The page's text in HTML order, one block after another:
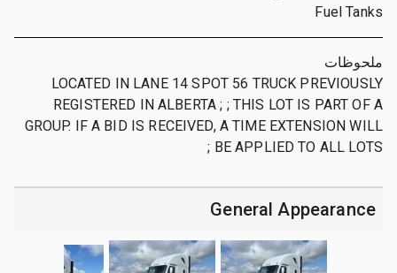
Fuel Tanks
ملحوظات
LOCATED IN LANE 14 SPOT 56 TRUCK PREVIOUSLY
REGISTERED IN ALBERTA ; ; THIS LOT IS PART OF A
GROUP. IF A BID IS RECEIVED, A TIME EXTENSION WILL
BE APPLIED TO ALL LOTS ;
General Appearance